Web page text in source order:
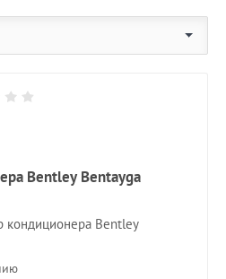
Bentley Bentayga
кондиционера Bentley